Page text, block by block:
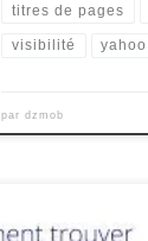
titres de pages
visibilité yahoo
pardzmob